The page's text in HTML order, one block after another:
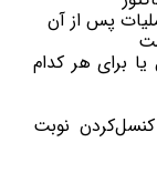
پس از آن
برای هر کدام
نوبت